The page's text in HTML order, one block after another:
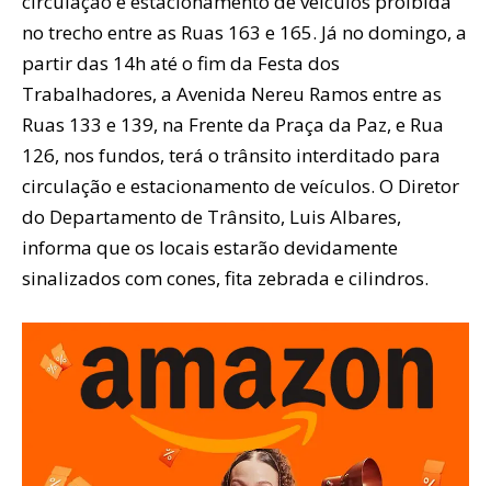
no trecho entre as Ruas 163 e 165. Já no domingo, a
partir das 14h até o fim da Festa dos
Trabalhadores, a Avenida Nereu Ramos entre as
Ruas 133 e 139, na Frente da Praça da Paz, e Rua
126, nos fundos, terá o trânsito interditado para
circulação e estacionamento de veículos. O Diretor
do Departamento de Trânsito, Luis Albares,
informa que os locais estarão devidamente
sinalizados com cones, fita zebrada e cilindros.